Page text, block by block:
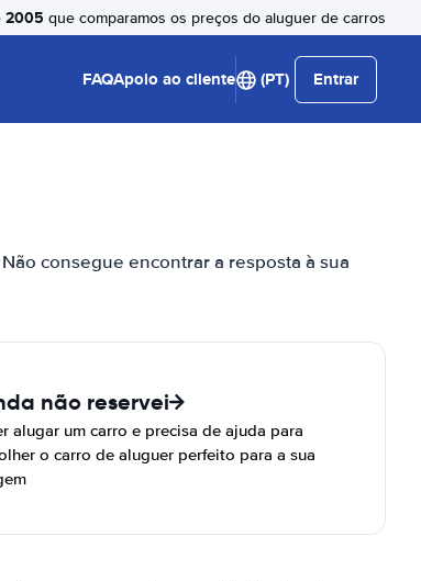
2005 que comparamos os preços do aluguer de carros
FAQApoio ao cliente (PT) Entrar
consegue encontrar a resposta à sua
não reservei
alugar um carro e precisa de ajuda para
o carro de aluguer perfeito para a sua